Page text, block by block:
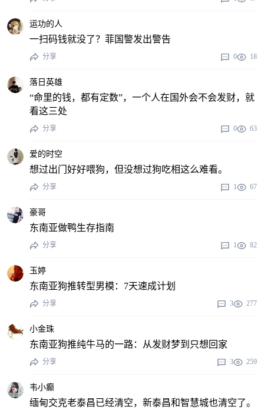
运功的人
一扫码钱就没了？菲国警发出警告
分享 0 18
落日英雄
“命里的钱，都有定数”，一个人在国外会不会发财，就
看这三处
分享 0 63
爱的时空
想过出门好好喂狗，但没想过狗吃相这么难看。
分享 1 67
豪哥
东南亚做鸭生存指南
分享 1 82
玉婷
东南亚狗推转型男模：7天速成计划
分享 3 277
小金珠
东南亚狗推纯牛马的一路：从发财梦到只想回家
分享 3 259
韦小癫
缅甸交克老泰昌已经清空，新泰昌和智慧城也清空了。